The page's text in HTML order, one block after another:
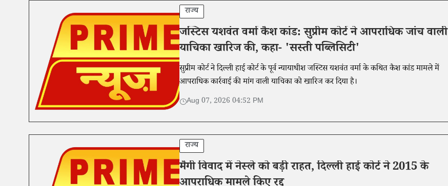
राज्य
जस्टिस यशवंत वर्मा कैश कांड: सुप्रीम कोर्ट ने आपराधिक जांच वाली
याचिका खारिज की, कहा- 'सस्ती पब्लिसिटी'
सुप्रीम कोर्ट ने दिल्ली हाई कोर्ट के पूर्व न्यायाधीश जस्टिस यशवंत वर्मा के कथित कैश कांड मामले में
आपराधिक कार्रवाई की मांग वाली याचिका को खारिज कर दिया है।
Aug 07, 2026 04:52 PM
राज्य
मैगी विवाद में नेस्ले को बड़ी राहत, दिल्ली हाई कोर्ट ने 2015 के